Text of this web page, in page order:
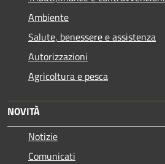
Ambiente
Salute, benessere e assistenza
Autorizzazioni
Agricoltura e pesca
NOVITÀ
Notizie
Comunicati